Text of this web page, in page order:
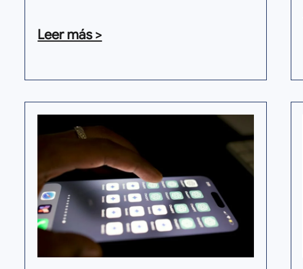
Leer más >